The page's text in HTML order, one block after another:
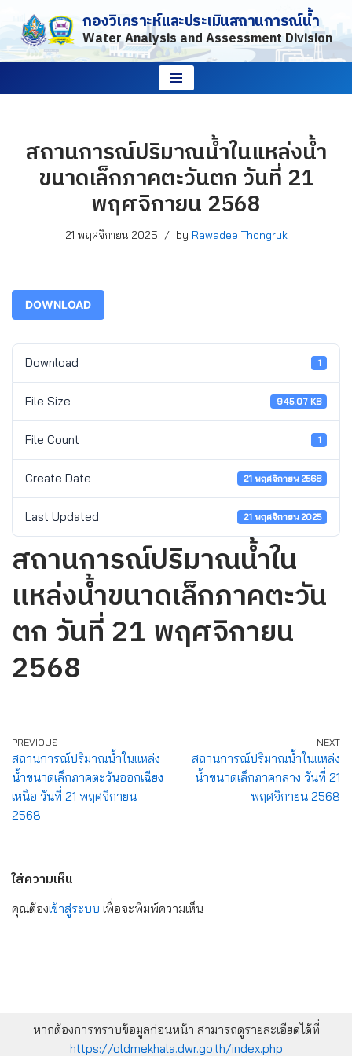
Skip
to
กองวิเคราะห์และประเมินสถานการณ์น้ำ
Water Analysis and Assessment Division
สถานการณ์ปริมาณน้ำในแหล่งน้ำ
ขนาดเล็กภาคตะวันตก วันที่ 21
พฤศจิกายน 2568
21 พฤศจิกายน 2025 by Rawadee Thongruk
DOWNLOAD
Download 1
File Size 945.07 KB
File Count 1
Create Date 21 พฤศจิกายน 2568
Last Updated 21 พฤศจิกายน 2025
สถานการณ์ปริมาณน้ำใน
แหล่งน้ำขนาดเล็กภาคตะวัน
ตก วันที่ 21 พฤศจิกายน
2568
PREVIOUS
สถานการณ์ปริมาณน้ำในแหล่ง
น้ำขนาดเล็กภาคตะวันออกเฉียง
เหนือ วันที่ 21 พฤศจิกายน
2568
NEXT
สถานการณ์ปริมาณน้ำในแหล่ง
น้ำขนาดเล็กภาคกลาง วันที่ 21
พฤศจิกายน 2568
ใส่ความเห็น
คุณต้องเข้าสู่ระบบ เพื่อจะพิมพ์ความเห็น
หากต้องการทราบข้อมูลก่อนหน้า สามารถดูรายละเอียดได้ที่
https://oldmekhala.dwr.go.th/index.php